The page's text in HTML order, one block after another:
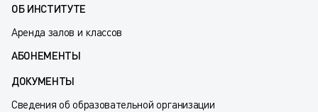
ОБ ИНСТИТУТЕ
Аренда залов и классов
АБОНЕМЕНТЫ
ДОКУМЕНТЫ
Сведения об образовательной организации